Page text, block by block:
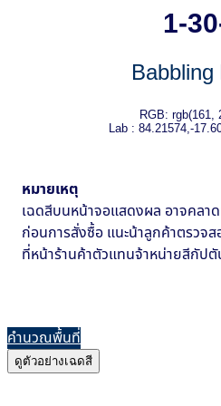
1-
RGB: rgb(161,
Lab : 84.21574,-
หมายเหตุ
เฉดสีบนหน้าจอแสดงผล อาจคลา
ก่อนการสั่งซื้อ แนะน้าลูกค้าตรวจ
ที่หน้าร้านค้าตัวแทนจ้าหน่ายสีกัปตั
คำนวณพื้นที่
ดูตัวอย่างเฉดสี